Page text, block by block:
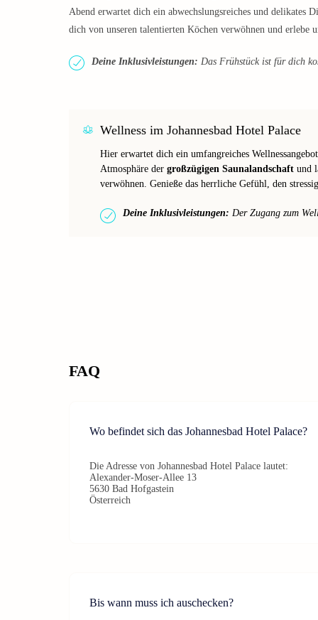
Abend erwartet dich ein abwechslungsreiches und delikates
dich von unseren talentierten Köchen verwöhnen und erlebe
Deine Inklusivleistungen: Das Frühstück ist für dich
Wellness im Johannesbad Hotel Palace
Hier erwartet dich ein umfangreiches
Atmosphäre der großzügigen Saunalandschaft und
verwöhnen. Genieße das herrliche Gefühl, den
Deine Inklusivleistungen: Der Zugang zum
FAQ
Wo befindet sich das Johannesbad Hotel Palace?
Die Adresse von Johannesbad Hotel Palace lautet:
Alexander-Moser-Allee 13
5630 Bad Hofgastein
Österreich
Bis wann muss ich auschecken?